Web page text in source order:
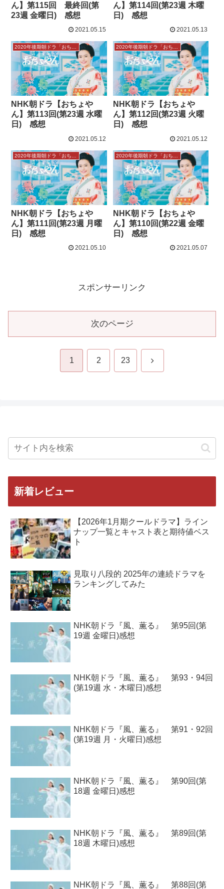
ん】第115回 最終回(第
23週 金曜日) 感想
2021.05.15
ん】第114回(第23週 木曜
日) 感想
2021.05.13
NHK朝ドラ【おちょや
ん】第113回(第23週 水曜
日) 感想
2021.05.12
NHK朝ドラ【おちょや
ん】第112回(第23週 火曜
日) 感想
2021.05.12
2020年後期朝ドラ「おちょやん」感想
NHK朝ドラ【おちょや
ん】第111回(第23週 月曜
日) 感想
2021.05.10
2020年後期朝ドラ「おちょやん」感想
NHK朝ドラ【おちょや
ん】第110回(第22週 金曜
日) 感想
2021.05.07
スポンサーリンク
次のページ
1 2 23 次
新着レビュー
【2026年1月期クールドラマ】ライン
ナップ一覧とキャスト表と期待値ベス
ト
見取り八段的 2025年の連続ドラマを
ランキングしてみた
NHK朝ドラ『風、薫る』 第95回(第
19週 金曜日)感想
NHK朝ドラ『風、薫る』 第93・94回
(第19週 水・木曜日)感想
NHK朝ドラ『風、薫る』 第91・92回
(第19週 月・火曜日)感想
NHK朝ドラ『風、薫る』 第90回(第
18週 金曜日)感想
NHK朝ドラ『風、薫る』 第89回(第
18週 木曜日)感想
NHK朝ドラ『風、薫る』 第88回(第